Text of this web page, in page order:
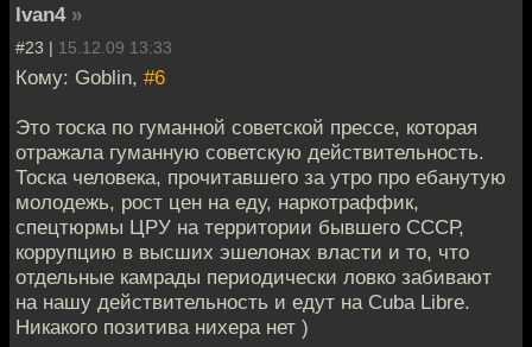
Ivan4 »
#23 | 15.12.09 13:33
Кому: Goblin, #6
Это тоска по гуманной советской прессе, которая
отражала гуманную советскую действительность.
Тоска человека, прочитавшего за утро про ебанутую
молодежь, рост цен на еду, наркотраффик,
спецтюрмы ЦРУ на территории бывшего СССР,
коррупцию в высших эшелонах власти и то, что
отдельные камрады периодически ловко забивают
на нашу действительность и едут на Cuba Libre.
Никакого позитива нихера нет )